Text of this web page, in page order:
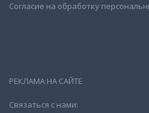
Согласие на обработку
РЕКЛАМА НА САЙТЕ
Связаться с нами: